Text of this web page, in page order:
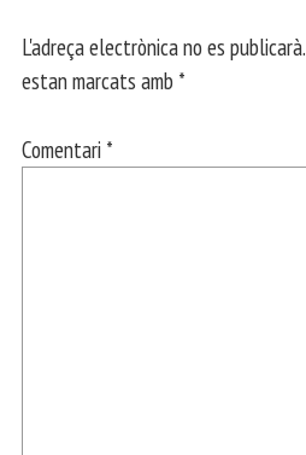
L'adreça electrònica no es publicarà.
estan marcats amb *
Comentari *